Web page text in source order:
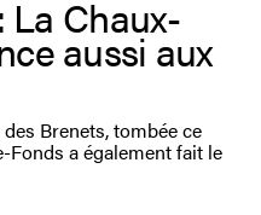
La Chaux-
aussi aux
Brenets, tombée ce
Fonds a également fait le